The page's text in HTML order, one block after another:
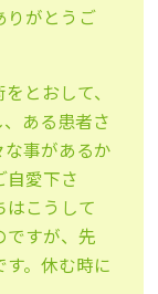
りがとうご
とおして、
ある患者さ
事があるか
自愛下さ
はこうして
ですが、先
。休む時に